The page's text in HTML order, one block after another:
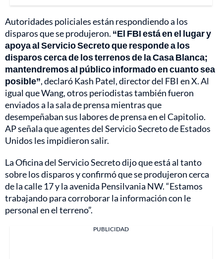
Autoridades policiales están respondiendo a los
disparos que se produjeron. “El FBI está en el lugar y
apoya al Servicio Secreto que responde a los
disparos cerca de los terrenos de la Casa Blanca;
mantendremos al público informado en cuanto sea
posible”, declaró Kash Patel, director del FBI en X. Al
igual que Wang, otros periodistas también fueron
enviados a la sala de prensa mientras que
desempeñaban sus labores de prensa en el Capitolio.
AP señala que agentes del Servicio Secreto de Estados
Unidos les impidieron salir.
La Oficina del Servicio Secreto dijo que está al tanto
sobre los disparos y confirmó que se produjeron cerca
de la calle 17 y la avenida Pensilvania NW. “Estamos
trabajando para corroborar la información con le
personal en el terreno”.
PUBLICIDAD